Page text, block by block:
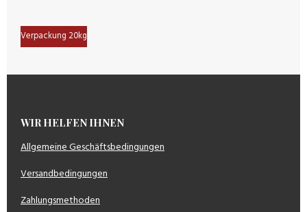
Verpackung 20kg
WIR HELFEN IHNEN
Allgemeine Geschäftsbedingungen
Versandbedingungen
Zahlungsmethoden